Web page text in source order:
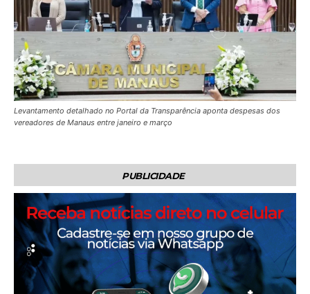
Levantamento detalhado no Portal da Transparência aponta despesas dos
vereadores de Manaus entre janeiro e março
PUBLICIDADE